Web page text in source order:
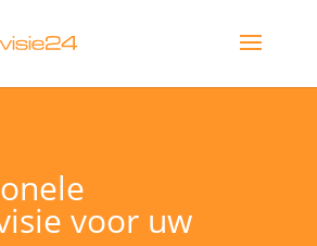
voor uw